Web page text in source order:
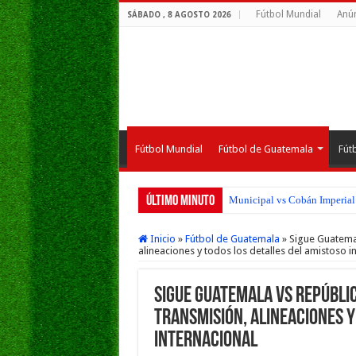
SÁBADO , 8 AGOSTO 2026 Fútbol Mundial
Fútbol Mundial Fútbol de Guatemala
Último Minuto Municipal vs Cobán Imperial
Inicio » Fútbol de Guatemala » Sigue
alineaciones y todos los detalles del amistoso
Sigue Guatemala vs
transmisión, alineaciones
internacional